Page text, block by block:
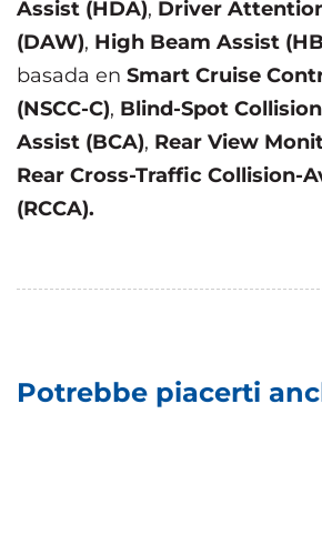
Assist (HDA), Driver
(DAW), High Beam Assist
basada en Smart Cruise
(NSCC-C), Blind-Spot
Assist (BCA), Rear View
Rear Cross-Traffic Collision-
(RCCA).
Potrebbe piacerti